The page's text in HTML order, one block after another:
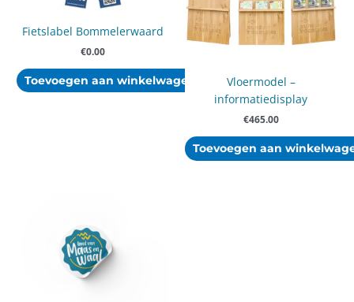
Fietslabel Bommelerwaard
€0.00
Toevoegen aan winkelwagen
Vloermodel –
informatiedisplay
€465.00
Toevoegen aan